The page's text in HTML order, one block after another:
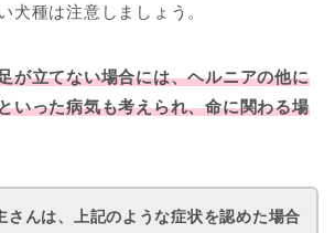
犬種は注意しましょう。
が立てない場合には、ヘルニアの他に
いった病気も考えられ、命に関わる場
さんは、上記のような症状を認めた場合